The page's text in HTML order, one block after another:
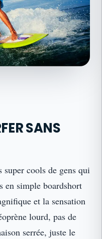
SANS
cools de gens qui
en simple boardshort
et la sensation
lourd, pas de
serrée, juste le